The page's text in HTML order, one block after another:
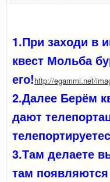
1.При заходи в
квест Мольба
его!http://egammi.net/
2.Далее Берём
дают
3.Там делаете
там